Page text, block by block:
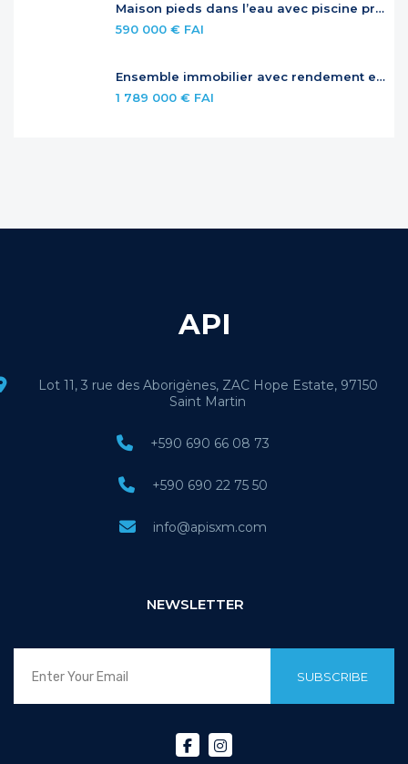
Maison pieds dans l’eau avec piscine privée
590 000 € FAI
Ensemble immobilier avec rendement et potentiel – Jardins de la Baie Orientale
1 789 000 € FAI
API
Lot 11, 3 rue des Aborigènes, ZAC Hope Estate, 97150
Saint Martin
+590 690 66 08 73
+590 690 22 75 50
info@apisxm.com
NEWSLETTER
SUBSCRIBE